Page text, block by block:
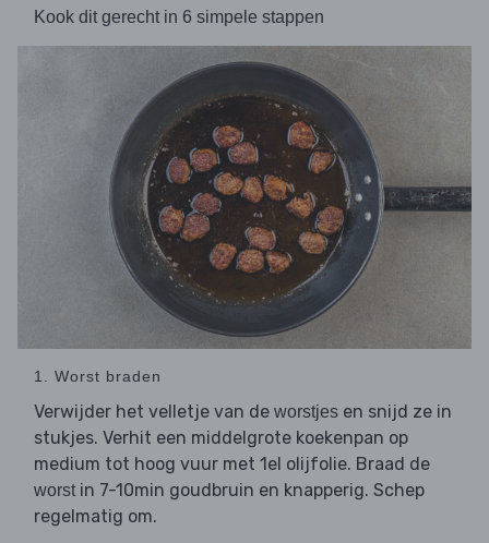
Kook dit gerecht in 6 simpele stappen
1. Worst braden
Verwijder het velletje van de worstjes en snijd ze in
stukjes. Verhit een middelgrote koekenpan op
medium tot hoog vuur met 1el olijfolie. Braad de
worst in 7-10min goudbruin en knapperig. Schep
regelmatig om.